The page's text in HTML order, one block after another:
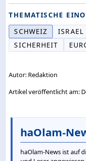
THEMATISCHE
SCHWEIZ
ISRAEL
SICHERHEIT
Autor: Redaktion
Artikel veröffentlicht am:
haOlam-
haOlam-News ist auf